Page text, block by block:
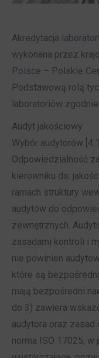
Akredytacja
wykonana przez
Polsce – Polskie
Podstawową rolą
laboratoriów
Audyt jakościowy
Wybór audytorów
Odpowiedzialność
kierowniku ds.
ramach struktury
audytów do
zewnętrznych.
zasadami kontroli i
nie powinien
które są
mają bezpośredni
do 3) zawiera
audytora oraz zasad
norma ISO 17025,